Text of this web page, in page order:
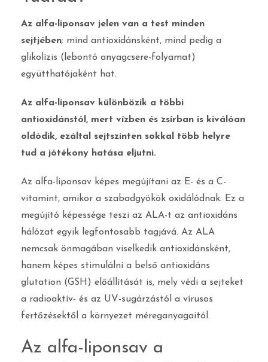
Az alfa-liponsav jelen van a test minden
sejtjében; mind antioxidánsként, mind pedig a
glikolízis (lebontó anyagcsere-folyamat)
együtthatójaként hat.
Az alfa-liponsav különbözik a többi
antioxidánstól, mert vízben és zsírban is kiválóan
oldódik, ezáltal sejtszinten sokkal több helyre
tud a jótékony hatása eljutni.
Az alfa-liponsav képes megújítani az E- és a C-
vitamint, amikor a szabadgyökök oxidálódnak. Ez a
megújító képessége teszi az ALA-t az antioxidáns
hálózat egyik legfontosabb tagjává. Az ALA
nemcsak önmagában viselkedik antioxidánsként,
hanem képes stimulálni a belső antioxidáns
glutation (GSH) előállítását is, mely védi a sejteket
a radioaktív- és az UV-sugárzástól a vírusos
fertőzésektől a környezet méreganyagaitól.
Az alfa-liponsav a